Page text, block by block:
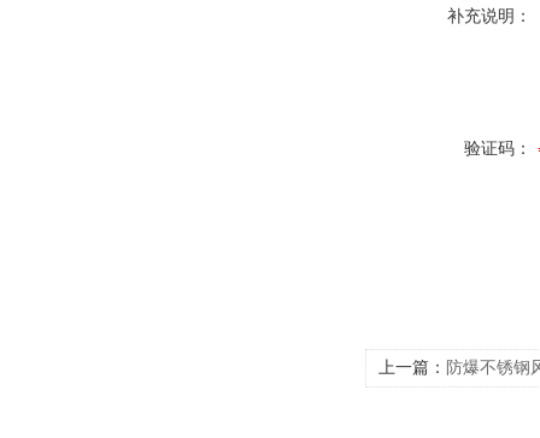
补充说明：
验证码：
上一篇： 防爆不锈钢